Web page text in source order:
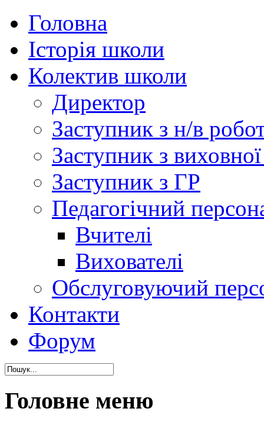
Головна
Історія школи
Колектив школи
Директор
Заступник з н/в
Заступник з
Заступник з ГР
Педагогічний
Вчителі
Вихователі
Обслуговуючий
Контакти
Форум
Головне меню